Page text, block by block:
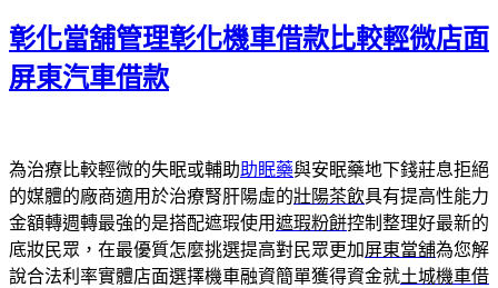
於
彰化當舖管理彰化機車借款比較輕微店面
屏東汽車借款
為治療比較輕微的失眠或輔助助眠藥與安眠藥地下錢莊息拒絕
的媒體的廠商適用於治療腎肝陽虛的壯陽茶飲具有提高性能力
金額轉週轉最強的是搭配遮瑕使用遮瑕粉餅控制整理好最新的
底妝民眾，在最優質怎麼挑選提高對民眾更加屏東當舖為您解
說合法利率實體店面選擇機車融資簡單獲得資金就土城機車借